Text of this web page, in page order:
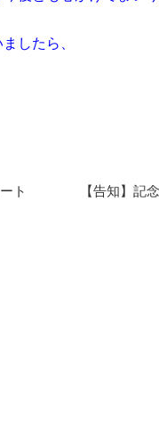
したら、
【告知】記
ート